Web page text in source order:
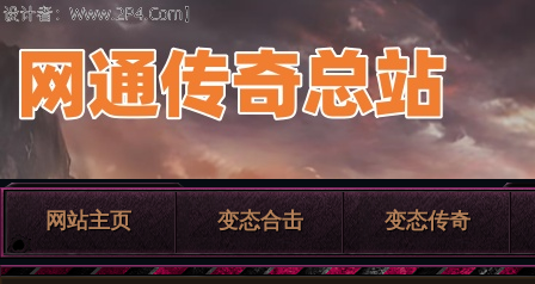
网站主页 变态合击 变态传奇